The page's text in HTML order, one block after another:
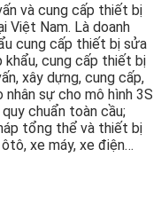
và cung cấp thiết bị
Việt Nam. Là doanh
cung cấp thiết bị sửa
khẩu, cung cấp thiết bị
xây dựng, cung cấp,
sự cho mô hình 3S
chuẩn toàn cầu;
tổng thể và thiết bị
xe máy, xe điện…